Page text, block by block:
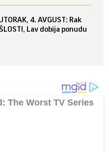
4. AVGUST: Rak
Lav dobija ponudu